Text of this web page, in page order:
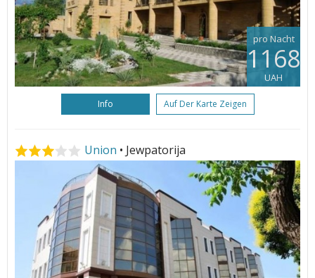
pro Nacht
1168
UAH
Info Auf Der Karte Zeigen
Union • Jewpatorija